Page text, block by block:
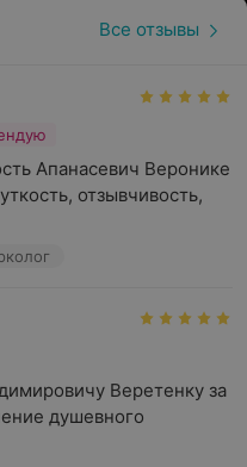
Все отзывы
Апанасевич Веронике
отзывчивость,
Веретенку за
душевного